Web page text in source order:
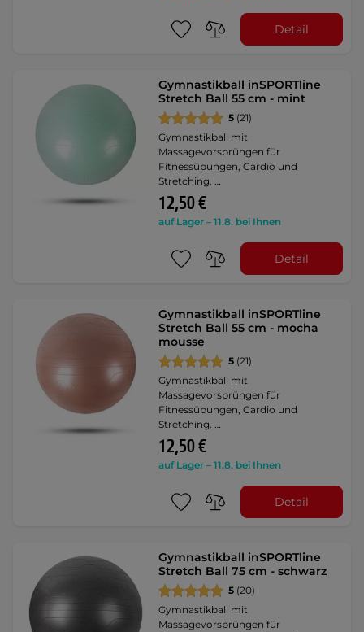
Detail
Gymnastikball inSPORTline
Stretch Ball 55 cm - mint
5 (21)
Gymnastikball mit
Massagevorsprüngen für
Fitnessübungen, Cardio und
Stretching. …
12,50 €
auf Lager – 11.8. bei Ihnen
Detail
Gymnastikball inSPORTline
Stretch Ball 55 cm - mocha
mousse
5 (21)
Gymnastikball mit
Massagevorsprüngen für
Fitnessübungen, Cardio und
Stretching. …
12,50 €
auf Lager – 11.8. bei Ihnen
Detail
Gymnastikball inSPORTline
Stretch Ball 75 cm - schwarz
5 (20)
Gymnastikball mit
Massagevorsprüngen für